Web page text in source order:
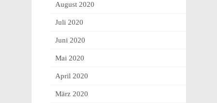
August 2020
Juli 2020
Juni 2020
Mai 2020
April 2020
März 2020